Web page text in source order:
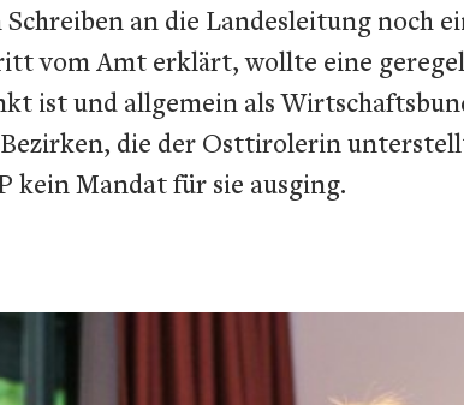
an die Landesleitung noch
vom Amt erklärt, wollte eine
ist und allgemein als
die der Osttirolerin
kein Mandat für sie ausging.